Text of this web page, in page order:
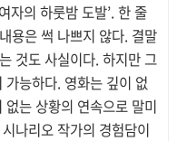
자의 하룻밤 도발’. 한 줄
용은 썩 나쁘지 않다. 결말
것도 사실이다. 하지만 그
능하다. 영화는 깊이 없
는 상황의 연속으로 말미
나리오 작가의 경험담이